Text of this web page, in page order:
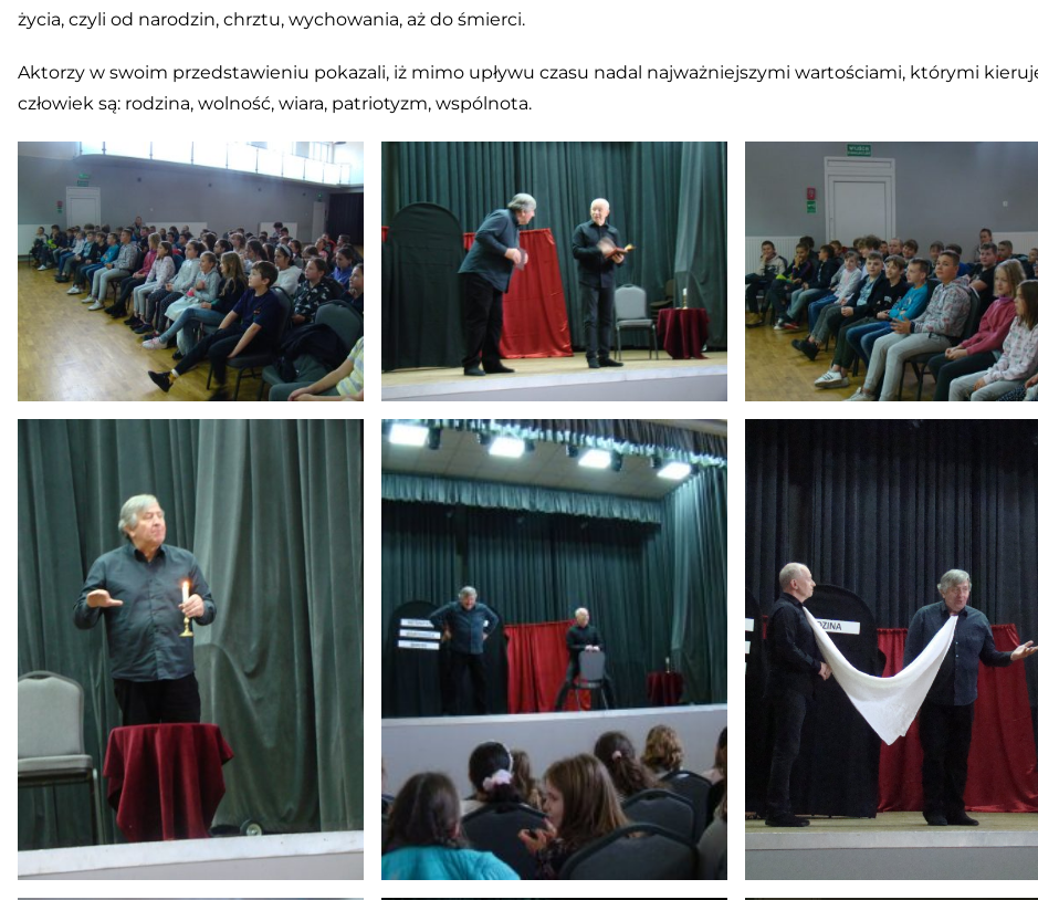
życia, czyli od narodzin, chrztu, wychowania, aż do śmierci.
Aktorzy w swoim przedstawieniu pokazali, iż mimo upływu czasu nadal najważniejszymi wartościami, którymi
człowiek są: rodzina, wolność, wiara, patriotyzm, wspólnota.